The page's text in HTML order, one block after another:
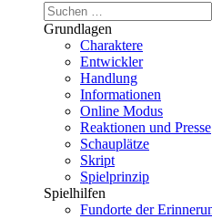
Suchen
nach:
Grundlagen
Charaktere
Entwickler
Handlung
Informationen
Online Modus
Reaktionen und Presse
Schauplätze
Skript
Spielprinzip
Spielhilfen
Fundorte der